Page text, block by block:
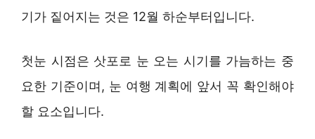
기가 짙어지는 것은 12월 하순부터입니다.
첫눈 시점은 삿포로 눈 오는 시기를 가늠하는 중
요한 기준이며, 눈 여행 계획에 앞서 꼭 확인해야
할 요소입니다.